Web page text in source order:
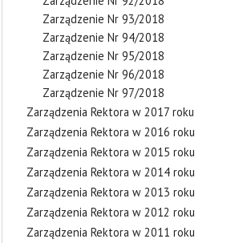
Zarządzenie Nr 93/2018
Zarządzenie Nr 94/2018
Zarządzenie Nr 95/2018
Zarządzenie Nr 96/2018
Zarządzenie Nr 97/2018
Zarządzenia Rektora w 2017 roku
Zarządzenia Rektora w 2016 roku
Zarządzenia Rektora w 2015 roku
Zarządzenia Rektora w 2014 roku
Zarządzenia Rektora w 2013 roku
Zarządzenia Rektora w 2012 roku
Zarządzenia Rektora w 2011 roku